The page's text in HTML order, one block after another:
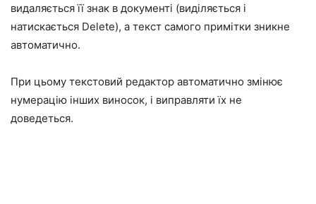
видаляється її знак в документі (виділяється і
натискається Delete), а текст самого примітки зникне
автоматично.
При цьому текстовий редактор автоматично змінює
нумерацію інших виносок, і виправляти їх не
доведеться.